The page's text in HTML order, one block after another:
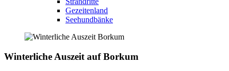
Gezeitenland
Seehundbänke
Winterliche Auszeit auf Borkum